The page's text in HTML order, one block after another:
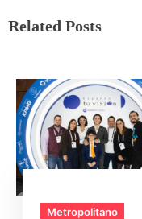
Related Posts
Metropolitano